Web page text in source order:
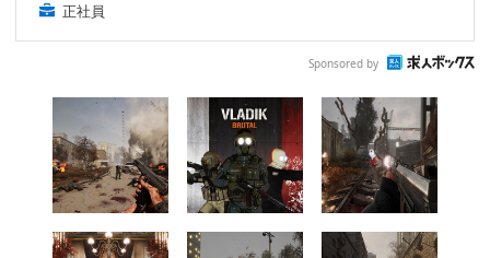
正社員
Sponsored by